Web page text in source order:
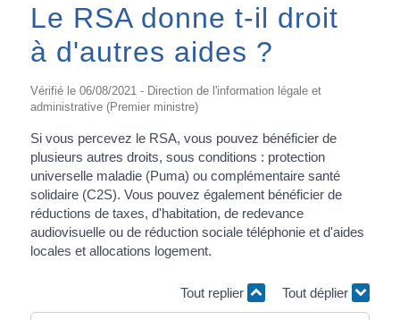
Le RSA donne t-il droit
à d'autres aides ?
Vérifié le 06/08/2021 - Direction de l'information légale et
administrative (Premier ministre)
Si vous percevez le RSA, vous pouvez bénéficier de
plusieurs autres droits, sous conditions : protection
universelle maladie (Puma) ou complémentaire santé
solidaire (C2S). Vous pouvez également bénéficier de
réductions de taxes, d'habitation, de redevance
audiovisuelle ou de réduction sociale téléphonie et d'aides
locales et allocations logement.
Tout replier Tout déplier